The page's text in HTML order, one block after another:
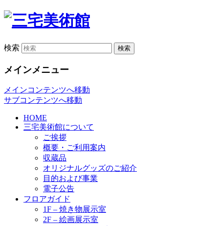
検索
メインメニュー
メインコンテンツへ移動
サブコンテンツへ移動
HOME
三宅美術館について
ご挨拶
概要・ご利用案内
収蔵品
オリジナルグッズのご紹介
目的および事業
電子公告
フロアガイド
1F – 焼き物展示室
2F – 絵画展示室